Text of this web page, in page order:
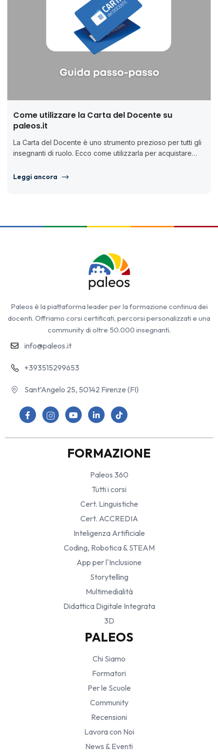
Come utilizzare la Carta del Docente su
paleos.it
La Carta del Docente è uno strumento prezioso per tutti gli
insegnanti di ruolo. Ecco come utilizzarla per acquistare
Leggi ancora
Paleos è la piattaforma leader per la formazione continua dei
docenti. Offriamo corsi certificati, percorsi personalizzati e una
community di oltre 50.000 insegnanti.
info@paleos.it
+393515299653
Sant’Angelo 25, 50142 Firenze (FI)
FORMAZIONE
Paleos 360
Tutti i corsi
Cert. Linguistiche
Cert. ACCREDIA
Inteligenza Artificiale
Coding, Robotica & STEAM
App per l'Inclusione
Storytelling
Multimedialità
Didattica Digitale Integrata
3D
PALEOS
Chi Siamo
Formatori
Per le Scuole
Community
Recensioni
Lavora con Noi
News & Eventi